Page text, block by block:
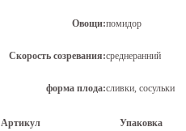
Овощи:помидор
Скорость созревания:среднеранний
форма плода:сливки, сосульки
Артикул Упаковка